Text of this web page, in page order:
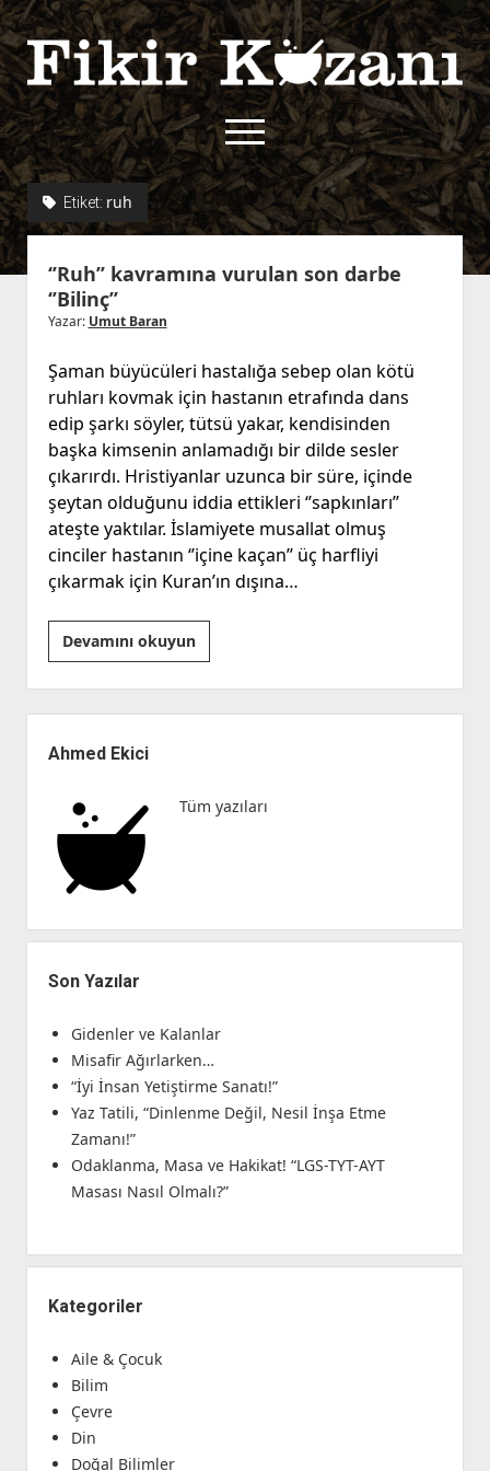
Fikir
Kazanı
menüyü
aç
twitterfacebook
rss
menüyü
Kullanım Koşulları
İletişim
Kurallar
Etiket: ruh
‘’Ruh’’ kavramına vurulan son darbe
‘’Bilinç’’
Yazar: Umut Baran
Şaman büyücüleri hastalığa sebep olan kötü
ruhları kovmak için hastanın etrafında dans
edip şarkı söyler, tütsü yakar, kendisinden
başka kimsenin anlamadığı bir dilde sesler
çıkarırdı. Hristiyanlar uzunca bir süre, içinde
şeytan olduğunu iddia ettikleri ‘’sapkınları’’
ateşte yaktılar. İslamiyete musallat olmuş
cinciler hastanın ‘’içine kaçan’’ üç harfliyi
çıkarmak için Kuran’ın dışına…
Devamını okuyun‘’Ruh’’
kavramına
vurulan
son
Menü
Ahmed Ekici
Tüm yazıları
Son Yazılar
Gidenler ve Kalanlar
Misafir Ağırlarken…
“İyi İnsan Yetiştirme Sanatı!”
Yaz Tatili, “Dinlenme Değil, Nesil İnşa Etme
Zamanı!”
Odaklanma, Masa ve Hakikat! “LGS-TYT-AYT
Masası Nasıl Olmalı?”
Kategoriler
Aile & Çocuk
Bilim
Çevre
Din
Doğal Bilimler